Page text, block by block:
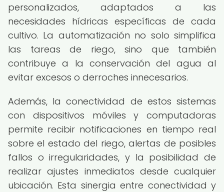
personalizados, adaptados a las
necesidades hídricas específicas de cada
cultivo. La automatización no solo simplifica
las tareas de riego, sino que también
contribuye a la conservación del agua al
evitar excesos o derroches innecesarios.
Además, la conectividad de estos sistemas
con dispositivos móviles y computadoras
permite recibir notificaciones en tiempo real
sobre el estado del riego, alertas de posibles
fallos o irregularidades, y la posibilidad de
realizar ajustes inmediatos desde cualquier
ubicación. Esta sinergia entre conectividad y